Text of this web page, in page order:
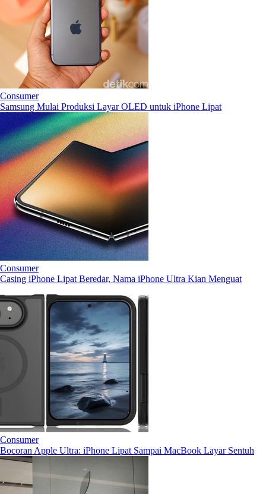
Consumer
Samsung Mulai Produksi Layar OLED untuk iPhone Lipat
Consumer
Casing iPhone Lipat Beredar, Nama iPhone Ultra Kian Menguat
Consumer
Bocoran Apple Ultra: iPhone Lipat Sampai MacBook Layar Sentuh